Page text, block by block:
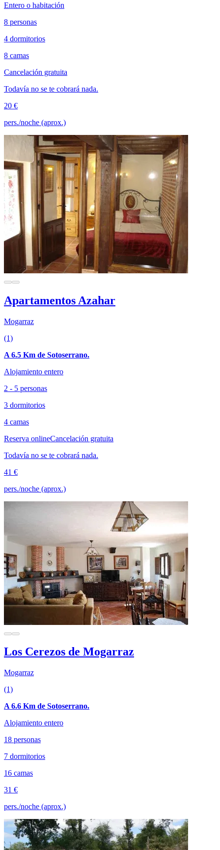
Entero o habitación
8 personas
4 dormitorios
8 camas
Cancelación gratuita
Todavía no se te cobrará nada.
20 €
pers./noche (aprox.)
Apartamentos Azahar
Mogarraz
(1)
A 6.5 Km de Sotoserrano.
Alojamiento entero
2 - 5 personas
3 dormitorios
4 camas
Reserva onlineCancelación gratuita
Todavía no se te cobrará nada.
41 €
pers./noche (aprox.)
Los Cerezos de Mogarraz
Mogarraz
(1)
A 6.6 Km de Sotoserrano.
Alojamiento entero
18 personas
7 dormitorios
16 camas
31 €
pers./noche (aprox.)